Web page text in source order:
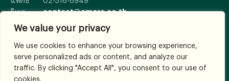
We value your privacy
We use cookies to enhance your browsing experience,
serve personalized ads or content, and analyze our
traffic. By clicking "Accept All", you consent to our use of
cookies.
อีเมล
contact@amarc.co.th
© 2026
All Rights Reserved.
เงื่อนไขและข้อตกลง